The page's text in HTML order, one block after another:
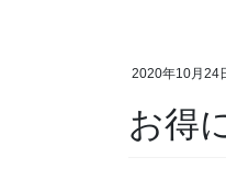
2020年10月24
お得